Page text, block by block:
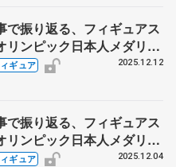
で振り返る、フィギュアス
リンピック日本人メダリス
】
ギュア 2025.12.12
で振り返る、フィギュアス
リンピック日本人メダリス
グル編】
ギュア 2025.12.04